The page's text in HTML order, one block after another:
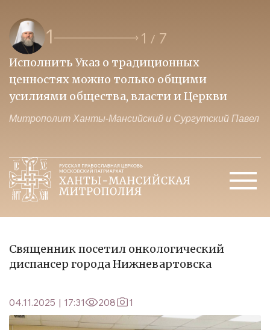
1 1 / 7
Исполнить Указ о традиционных
ценностях можно только общими
усилиями общества, власти и Церкви
Митрополит Ханты-Мансийский и Сургутский Павел
Священник посетил онкологический
диспансер города Нижневартовска
04.11.2025 | 17:31 208 1